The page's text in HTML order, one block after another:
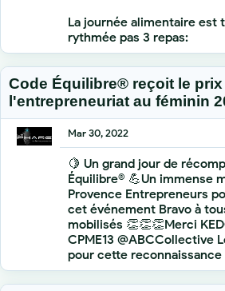
La journée alimentaire est
rythmée pas 3 repas:
Code Équilibre® reçoit le prix
l'entrepreneuriat au féminin
Mar 30, 2022
🍋 Un grand jour de
Équilibre® 💪Un immense
Provence Entrepreneurs
cet événement Bravo à
mobilisés 👏👏👏Merci
CPME13 @ABCCollective
pour cette reconnaissance